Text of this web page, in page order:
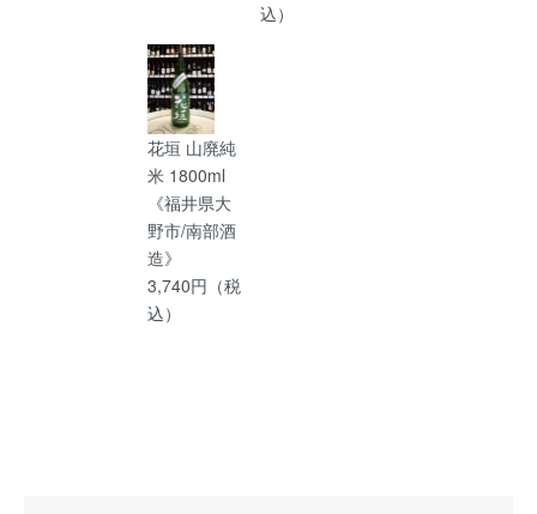
込）
花垣 山廃純
米 1800ml
《福井県大
野市/南部酒
造》
3,740円（税
込）